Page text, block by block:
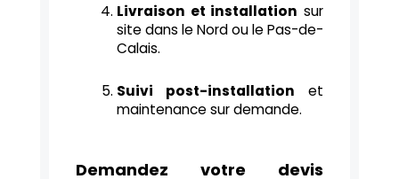
Livraison et installation sur
site dans le Nord ou le Pas-de-
Calais.
Suivi post-installation et
maintenance sur demande.
Demandez votre devis